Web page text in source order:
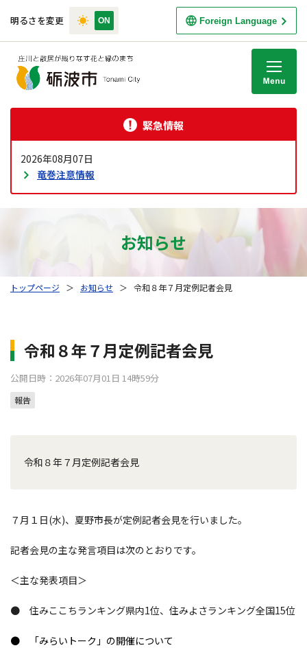
明るさを変更 Foreign Language
緊急情報
2026年08月07日
竜巻注意情報
お知らせ
トップページ ＞ お知らせ ＞ 令和８年７月定例記者会見
令和８年７月定例記者会見
公開日時：2026年07月01日 14時59分
報告
令和８年７月定例記者会見
７月１日(水)、夏野市長が定例記者会見を行いました。
記者会見の主な発言項目は次のとおりです。
＜主な発表項目＞
● 住みここちランキング県内1位、住みよさランキング全国15位
● 「みらいトーク」の開催について